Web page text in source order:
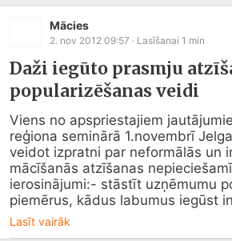
Mācies
2. nov 2012 09:57 · Lasīšanai 1 min
Daži iegūto prasmju
popularizēšanas veidi
Viens no apspriestajiem
reģiona seminārā 1.novembrī
veidot izpratni par neformālās un
mācīšanās atzīšanas
ierosinājumi:- stāstīt uzņēmumu
piemērus, kādus labumus iegūst
Lasīt vairāk